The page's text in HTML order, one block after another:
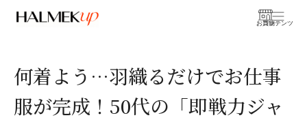
お買物
コンテンツ
何着よう…羽織るだけでお仕事
服が完成！50代の「即戦力ジャ